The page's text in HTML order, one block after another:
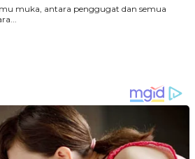
muka, antara penggugat dan semua